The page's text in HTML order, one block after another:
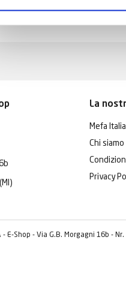
La
Mefa
Chi siamo
Privacy
E-Shop - Via G.B. Morgagni 16b -